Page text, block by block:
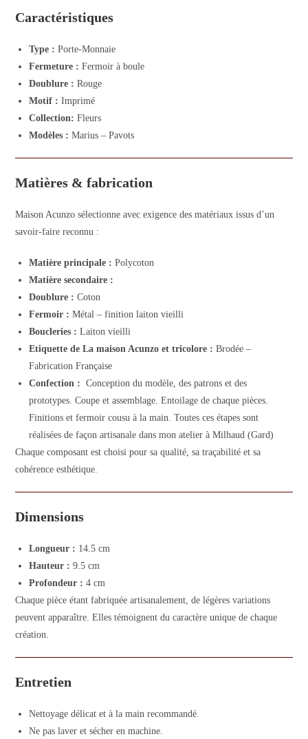
Caractéristiques
Type : Porte-Monnaie
Fermeture : Fermoir à boule
Doublure : Rouge
Motif : Imprimé
Collection: Fleurs
Modèles : Marius – Pavots
Matières & fabrication
Maison Acunzo sélectionne avec exigence des matériaux issus d’un
savoir-faire reconnu :
Matière principale :Polycoton
Matière secondaire :
Doublure : Coton
Fermoir : Métal – finition laiton vieilli
Boucleries : Laiton vieilli
Etiquette de La maison Acunzo et tricolore : Brodée –
Fabrication Française
Confection : Conception du modèle, des patrons et des
prototypes. Coupe et assemblage. Entoilage de chaque pièces.
Finitions et fermoir cousu à la main. Toutes ces étapes sont
réalisées de façon artisanale dans mon atelier à Milhaud (Gard)
Chaque composant est choisi pour sa qualité, sa traçabilité et sa
cohérence esthétique.
Dimensions
Longueur : 14.5 cm
Hauteur : 9.5 cm
Profondeur : 4 cm
Chaque pièce étant fabriquée artisanalement, de légères variations
peuvent apparaître. Elles témoignent du caractère unique de chaque
création.
Entretien
Nettoyage délicat et à la main recommandé.
Ne pas laver et sécher en machine.